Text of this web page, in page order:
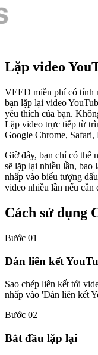
Lặp video
VEED miễn phí có tính
bạn lặp lại video
yêu thích của bạn.
Lặp video trực tiếp từ
Google Chrome,
Giờ đây, bạn chỉ có thể
sẽ lặp lại nhiều lần, bao
nhấp vào biểu tượng
video nhiều lần nếu cần
Cách sử dụng
Bước 01
Dán liên kết
Sao chép liên kết tới
nhấp vào 'Dán liên kết
Bước 02
Bắt đầu lặp lại